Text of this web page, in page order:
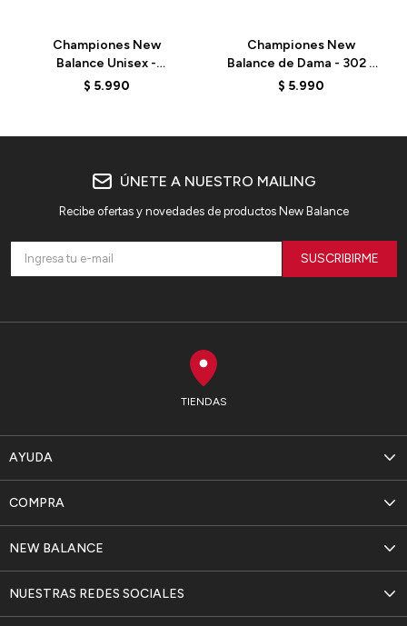
Championes New
Balance Unisex -
CT302RS - SEA SALT
$ 5.990
Championes New
Balance de Dama - 302 -
CT302CTB - ELD
$ 5.990
TIENDAS
AYUDA
NEW BALANCE
COMPRA
NUESTRAS REDES SOCIALES
ÚNETE A NUESTRO MAILING
Recibe ofertas y novedades de productos New Balance
SUSCRIBIRME